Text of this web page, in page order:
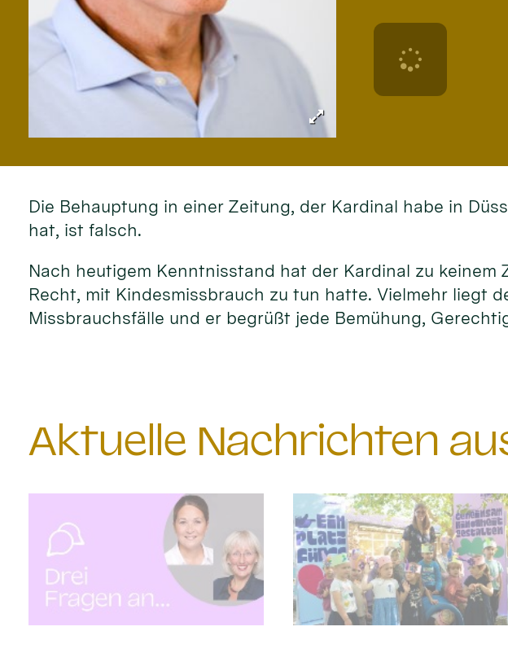
Die Behauptung in einer Zeitung, der Kardinal habe in
hat, ist falsch.
Nach heutigem Kenntnisstand hat der Kardinal zu
Recht, mit Kindesmissbrauch zu tun hatte. Vielmehr liegt
Missbrauchsfälle und er begrüßt jede Bemühung,
Aktuelle Nachrichten